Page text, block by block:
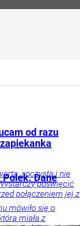
od razu
soczysta i nie
poświęcić
połączeniem jej z
Dane
mówiło się o
miała z